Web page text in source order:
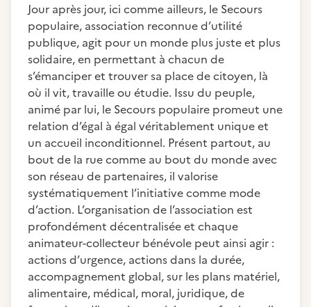
Jour après jour, ici comme ailleurs, le Secours
populaire, association reconnue d’utilité
publique, agit pour un monde plus juste et plus
solidaire, en permettant à chacun de
s’émanciper et trouver sa place de citoyen, là
où il vit, travaille ou étudie. Issu du peuple,
animé par lui, le Secours populaire promeut une
relation d’égal à égal véritablement unique et
un accueil inconditionnel. Présent partout, au
bout de la rue comme au bout du monde avec
son réseau de partenaires, il valorise
systématiquement l’initiative comme mode
d’action. L’organisation de l’association est
profondément décentralisée et chaque
animateur-collecteur bénévole peut ainsi agir :
actions d’urgence, actions dans la durée,
accompagnement global, sur les plans matériel,
alimentaire, médical, moral, juridique, de